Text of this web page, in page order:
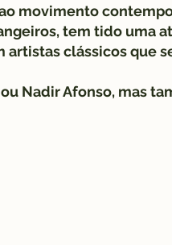
movimento
tem tido uma
artistas clássicos que
Nadir Afonso, mas